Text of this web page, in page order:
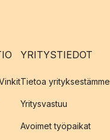
YRITYSTIEDOT
Tietoa yrityksestämme
Yritysvastuu
Avoimet työpaikat